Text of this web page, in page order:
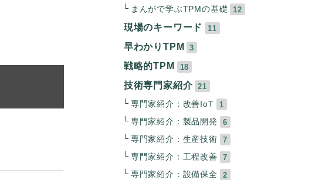
まんがで学ぶTPMの基礎
12
現場のキーワード 11
早わかりTPM 3
戦略的TPM 18
技術専門家紹介 21
専門家紹介：改善IoT
1
専門家紹介：製品開発
6
専門家紹介：生産技術
7
専門家紹介：工程改善
7
専門家紹介：設備保全
2